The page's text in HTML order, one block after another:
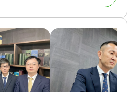
相続手続き、遺言書の作成、遺
添いながら最も望ましいご提案
す。
様々な手段で連絡可能です。
合わせください。